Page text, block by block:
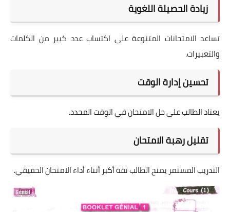
زيادة الحصيلة اللغوية
تساعد الامتحانات المتنوعة على اكتساب عدد كبير من الكلمات
والتعبيرات.
تحسين إدارة الوقت
يعتاد الطالب على حل الامتحان في الوقت المحدد.
تقليل رهبة الامتحان
التدريب المستمر يمنح الطالب ثقة أكبر أثناء أداء الامتحان الحقيقي.